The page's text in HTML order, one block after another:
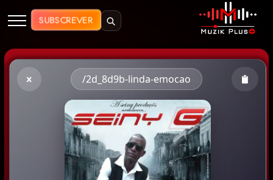
Muzik Plus AO - Streaming de
SUBSCREVER
/2d_8d9b-linda-emocao